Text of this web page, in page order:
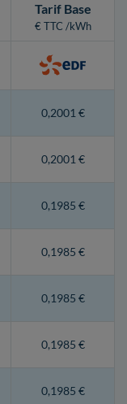
Tarif Base
€ TTC /kWh
0,2001 €
0,2001 €
0,1985 €
0,1985 €
0,1985 €
0,1985 €
0,1985 €